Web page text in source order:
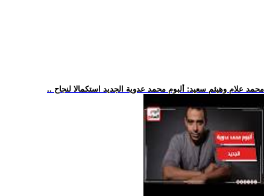
.. محمد علام وهيثم سعيد: ألبوم محمد عدوية الجديد استكمالا لنجاح